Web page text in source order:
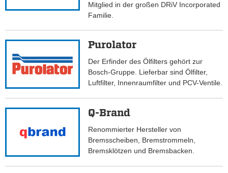
Mitglied in der großen DRiV Incorporated
Familie.
Purolator
Der Erfinder des Ölfilters gehört zur
Bosch-Gruppe. Lieferbar sind Ölfilter,
Luftfilter, Innenraumfilter und PCV-Ventile.
Q-Brand
Renommierter Hersteller von
Bremsscheiben, Bremstrommeln,
Bremsklötzen und Bremsbacken.